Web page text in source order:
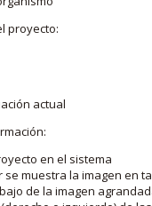
proyecto:
actual
en el sistema
muestra la imagen
de la imagen